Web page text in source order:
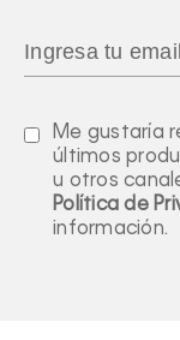
Me gustaría
últimos
u otros
Política de
información.